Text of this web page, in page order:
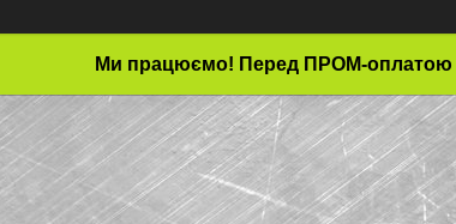
Ми працюємо! Перед ПРОМ-оплатою